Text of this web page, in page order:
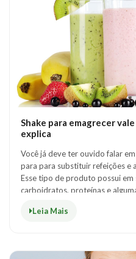
Shake para emagrecer
explica
Você já deve ter ouvido falar
para para substituir refeições e
Esse tipo de produto possui em
carboidratos, proteínas e
Leia Mais